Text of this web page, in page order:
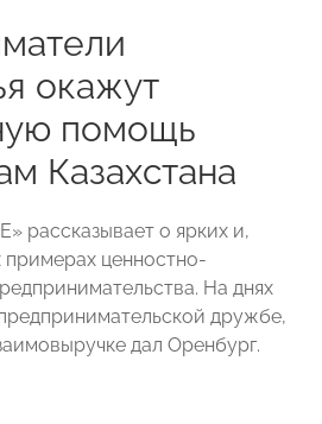
окажут
помощь
Казахстана
о ярких и,
ценностно-
На днях
дружбе,
дал Оренбург.